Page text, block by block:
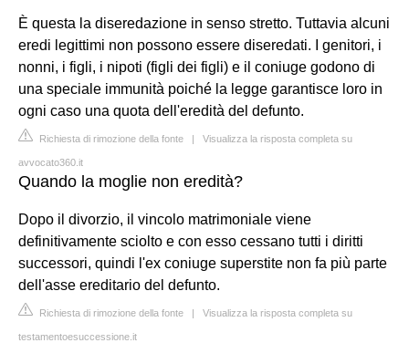
È questa la diseredazione in senso stretto. Tuttavia alcuni
eredi legittimi non possono essere diseredati. I genitori, i
nonni, i figli, i nipoti (figli dei figli) e il coniuge godono di
una speciale immunità poiché la legge garantisce loro in
ogni caso una quota dell'eredità del defunto.
Richiesta di rimozione della fonte | Visualizza la risposta completa su
avvocato360.it
Quando la moglie non eredità?
Dopo il divorzio, il vincolo matrimoniale viene
definitivamente sciolto e con esso cessano tutti i diritti
successori, quindi l'ex coniuge superstite non fa più parte
dell'asse ereditario del defunto.
Richiesta di rimozione della fonte | Visualizza la risposta completa su
testamentoesuccessione.it